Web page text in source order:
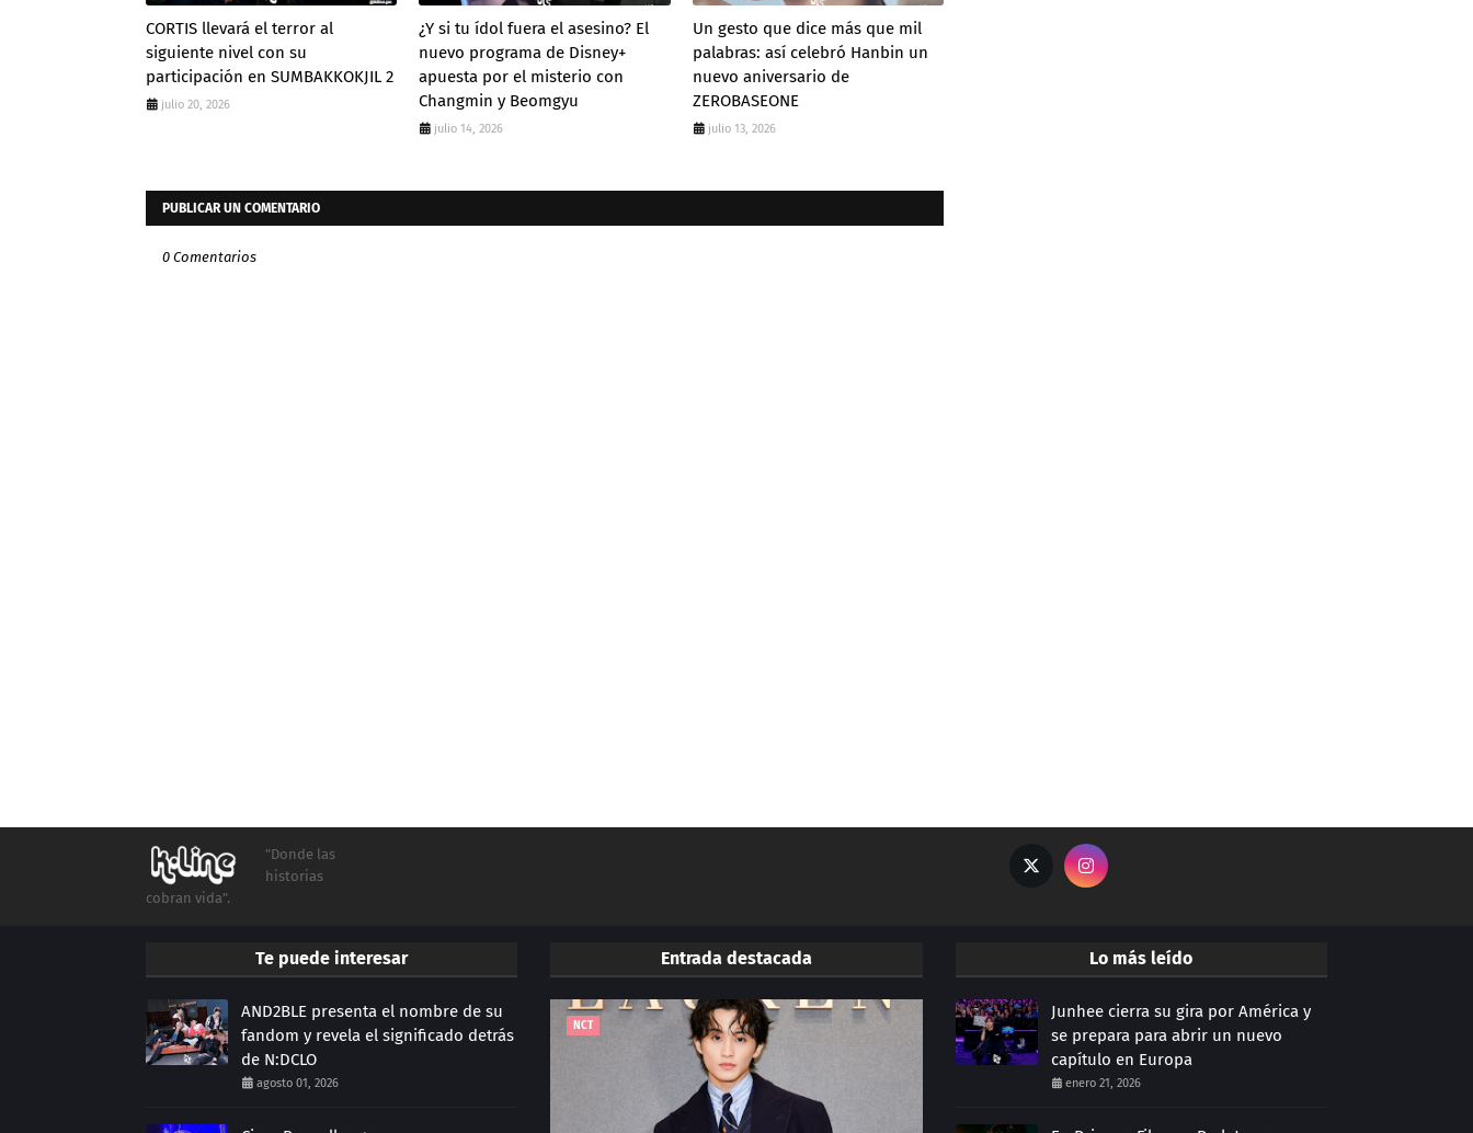
CORTIS llevará el terror al
siguiente nivel con su
participación en SUMBAKKOKJIL 2
julio 20, 2026
¿Y si tu ídol fuera el asesino? El
nuevo programa de Disney+
apuesta por el misterio con
Changmin y Beomgyu
julio 14, 2026
Un gesto que dice más que mil
palabras: así celebró Hanbin un
nuevo aniversario de
ZEROBASEONE
julio 13, 2026
PUBLICAR UN COMENTARIO
0 Comentarios
"Donde las
historias
cobran vida".
Te puede interesar
AND2BLE presenta el nombre de su
fandom y revela el significado detrás
de N:DCLO
agosto 01, 2026
Entrada destacada
NCT
Lo más leído
Junhee cierra su gira por América y
se prepara para abrir un nuevo
capítulo en Europa
enero 21, 2026